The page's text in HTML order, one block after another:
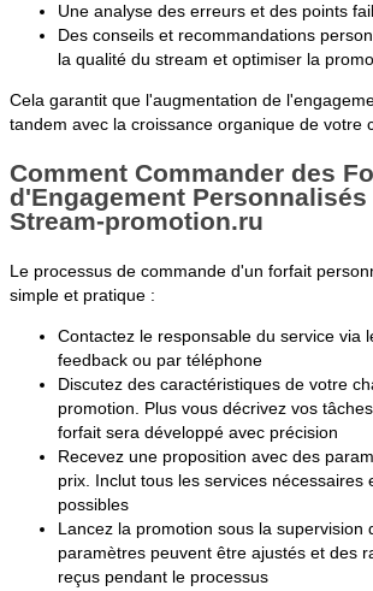
Une analyse des erreurs et des points
Des conseils et recommandations
la qualité du stream et optimiser la
Cela garantit que l'augmentation de
tandem avec la croissance organique de votre
Comment Commander des
d'Engagement
Stream-promotion.ru
Le processus de commande d'un forfait
simple et pratique :
Contactez le responsable du service via
feedback ou par téléphone
Discutez des caractéristiques de votre
promotion. Plus vous décrivez vos
forfait sera développé avec précision
Recevez une proposition avec des
prix. Inclut tous les services nécessaires
possibles
Lancez la promotion sous la supervision
paramètres peuvent être ajustés et des
reçus pendant le processus